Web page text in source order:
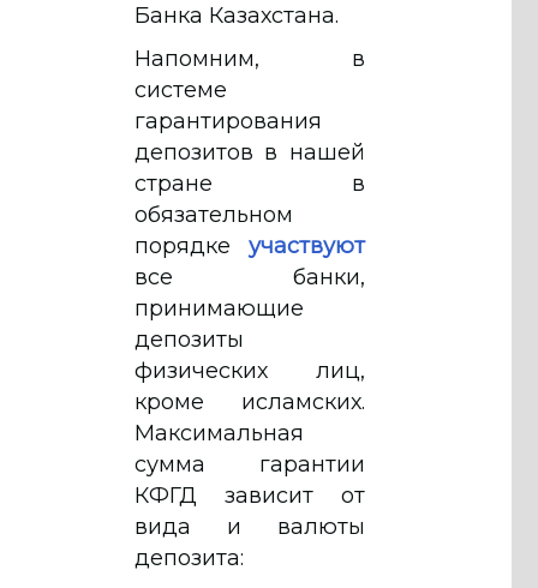
Банка Казахстана.
Напомним, в
системе
гарантирования
депозитов в нашей
стране в
обязательном
порядке участвуют
все банки,
принимающие
депозиты
физических лиц,
кроме исламских.
Максимальная
сумма гарантии
КФГД зависит от
вида и валюты
депозита: